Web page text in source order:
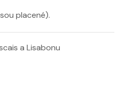
placené).
a Lisabonu